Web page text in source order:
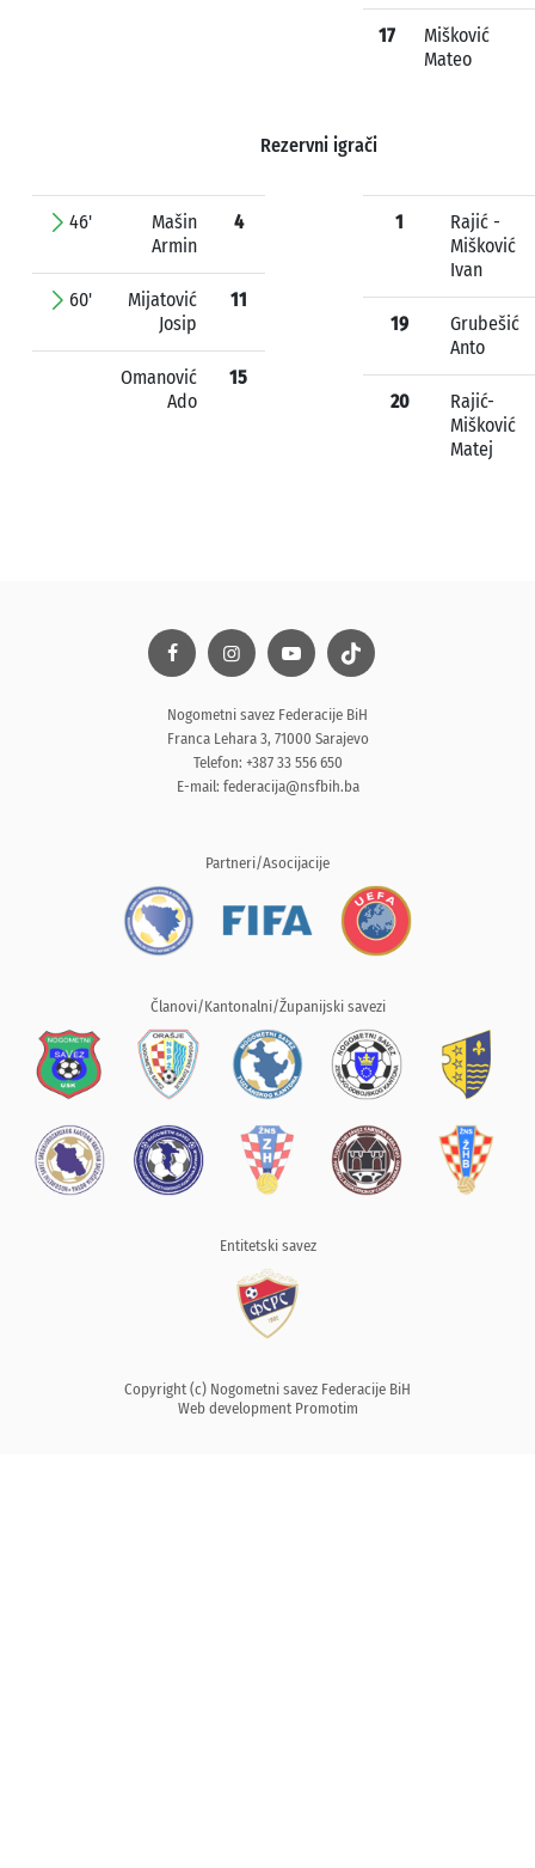
17
Mišković
Mateo
Rezervni igrači
46'
Mašin
Armin
4
60'
Mijatović
Josip
11
Omanović
Ado
15
1
Rajić -
Mišković
Ivan
19
Grubešić
Anto
20
Rajić-
Mišković
Matej
Nogometni savez Federacije BiH
Franca Lehara 3, 71000 Sarajevo
Telefon: +387 33 556 650
E-mail: federacija@nsfbih.ba
Partneri/Asocijacije
Članovi/Kantonalni/Županijski savezi
Entitetski savez
Copyright (c) Nogometni savez Federacije BiH
Web development Promotim